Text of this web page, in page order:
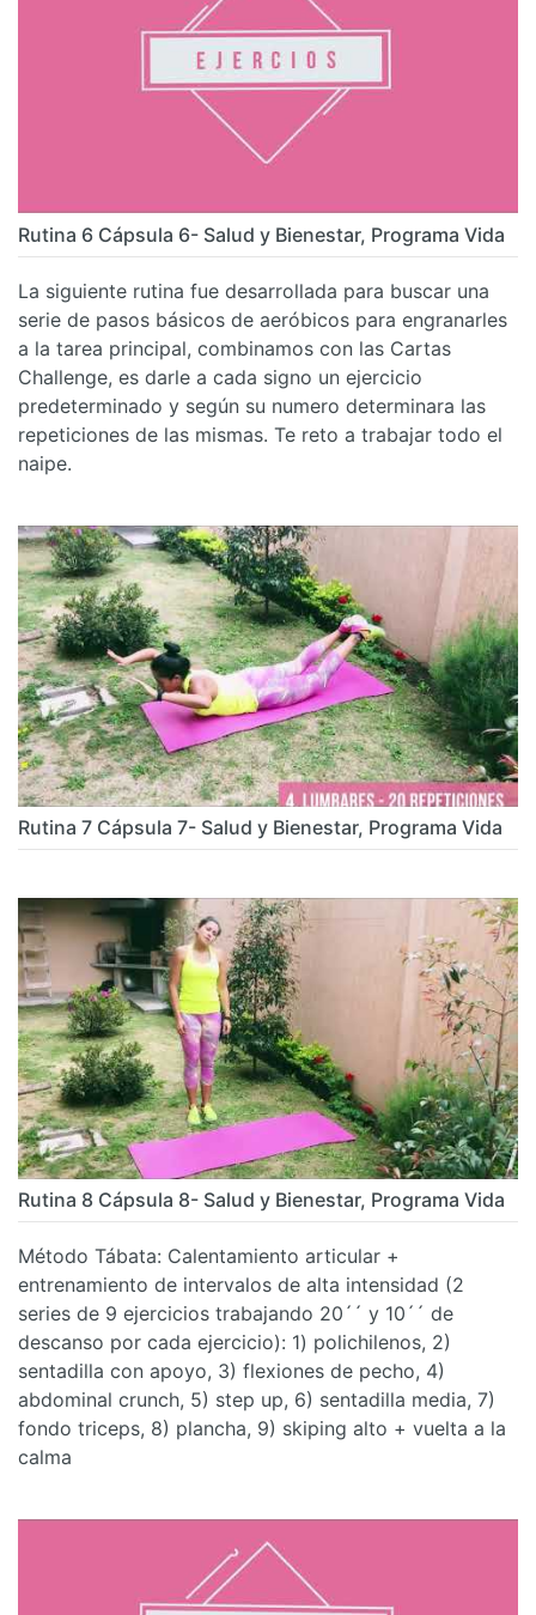
Rutina 6 Cápsula 6- Salud y Bienestar, Programa Vida
La siguiente rutina fue desarrollada para buscar una
serie de pasos básicos de aeróbicos para engranarles
a la tarea principal, combinamos con las Cartas
Challenge, es darle a cada signo un ejercicio
predeterminado y según su numero determinara las
repeticiones de las mismas. Te reto a trabajar todo el
naipe.
Rutina 7 Cápsula 7- Salud y Bienestar, Programa Vida
Rutina 8 Cápsula 8- Salud y Bienestar, Programa Vida
Método Tábata: Calentamiento articular +
entrenamiento de intervalos de alta intensidad (2
series de 9 ejercicios trabajando 20´´ y 10´´ de
descanso por cada ejercicio): 1) polichilenos, 2)
sentadilla con apoyo, 3) flexiones de pecho, 4)
abdominal crunch, 5) step up, 6) sentadilla media, 7)
fondo triceps, 8) plancha, 9) skiping alto + vuelta a la
calma